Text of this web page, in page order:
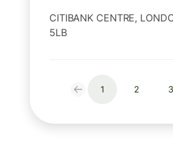
CITIBANK CENTRE,
5LB
1 2 3